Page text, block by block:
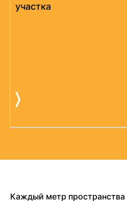
участка
Каждый метр пространства